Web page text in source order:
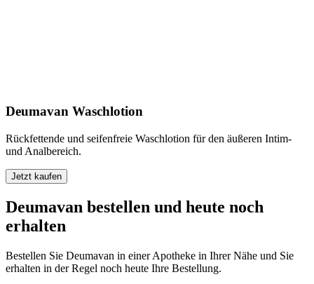
Deumavan Waschlotion
Rückfettende und seifenfreie Waschlotion für den äußeren Intim-
und Analbereich.
Jetzt kaufen
Deumavan bestellen und heute noch
erhalten
Bestellen Sie Deumavan in einer Apotheke in Ihrer Nähe und Sie
erhalten in der Regel noch heute Ihre Bestellung.